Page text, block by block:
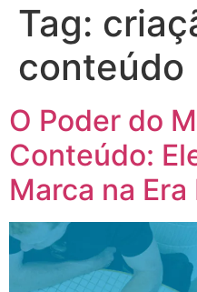
Tag:
conteúdo
O Poder do
Conteúdo:
Marca na